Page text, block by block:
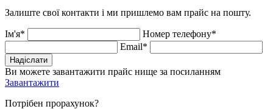
Залиште свої контакти і ми пришлемо вам прайс на пошту.
Ім'я*
Номер телефону*
Email*
Надіслати
Ви можете завантажити прайс нище за посиланням
Завантажити
Потрібен прорахунок?